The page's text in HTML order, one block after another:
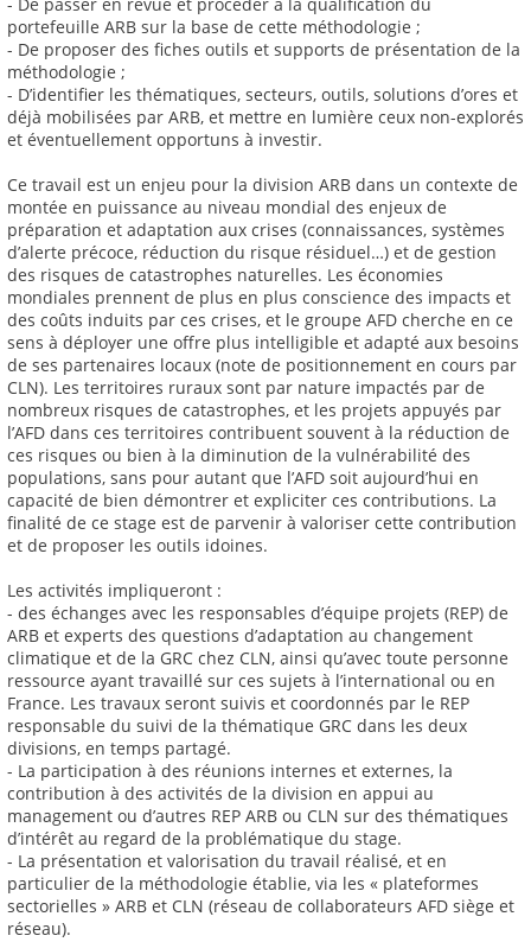
portefeuille ARB sur la base de cette méthodologie ;
- De proposer des fiches outils et supports de présentation de la
méthodologie ;
- D’identifier les thématiques, secteurs, outils, solutions d’ores et
déjà mobilisées par ARB, et mettre en lumière ceux non-explorés
et éventuellement opportuns à investir.
Ce travail est un enjeu pour la division ARB dans un contexte de
montée en puissance au niveau mondial des enjeux de
préparation et adaptation aux crises (connaissances, systèmes
d’alerte précoce, réduction du risque résiduel…) et de gestion
des risques de catastrophes naturelles. Les économies
mondiales prennent de plus en plus conscience des impacts et
des coûts induits par ces crises, et le groupe AFD cherche en ce
sens à déployer une offre plus intelligible et adapté aux besoins
de ses partenaires locaux (note de positionnement en cours par
CLN). Les territoires ruraux sont par nature impactés par de
nombreux risques de catastrophes, et les projets appuyés par
l’AFD dans ces territoires contribuent souvent à la réduction de
ces risques ou bien à la diminution de la vulnérabilité des
populations, sans pour autant que l’AFD soit aujourd’hui en
capacité de bien démontrer et expliciter ces contributions. La
finalité de ce stage est de parvenir à valoriser cette contribution
et de proposer les outils idoines.
Les activités impliqueront :
- des échanges avec les responsables d’équipe projets (REP) de
ARB et experts des questions d’adaptation au changement
climatique et de la GRC chez CLN, ainsi qu’avec toute personne
ressource ayant travaillé sur ces sujets à l’international ou en
France. Les travaux seront suivis et coordonnés par le REP
responsable du suivi de la thématique GRC dans les deux
divisions, en temps partagé.
- La participation à des réunions internes et externes, la
contribution à des activités de la division en appui au
management ou d’autres REP ARB ou CLN sur des thématiques
d’intérêt au regard de la problématique du stage.
- La présentation et valorisation du travail réalisé, et en
particulier de la méthodologie établie, via les « plateformes
sectorielles » ARB et CLN (réseau de collaborateurs AFD siège et
réseau).